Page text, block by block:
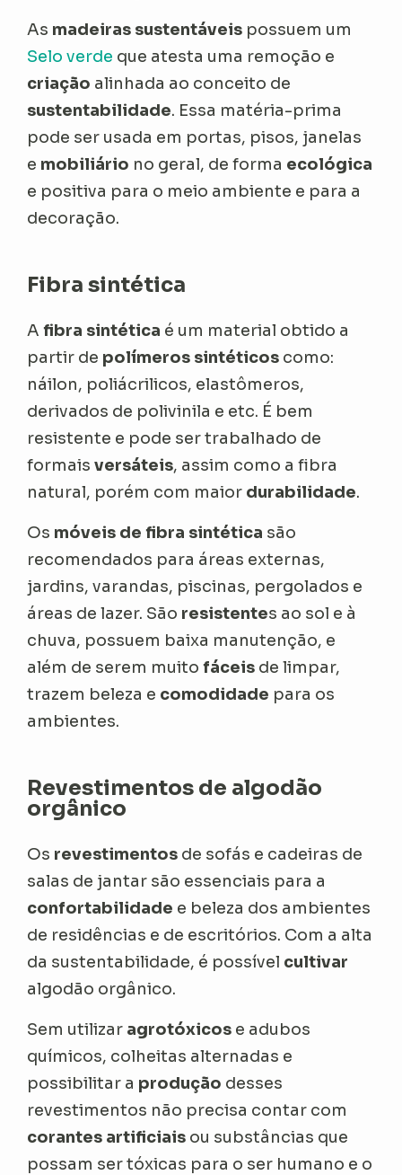
As madeiras sustentáveis possuem um
Selo verde que atesta uma remoção e
criação alinhada ao conceito de
sustentabilidade. Essa matéria-prima
pode ser usada em portas, pisos, janelas
e mobiliário no geral, de forma ecológica
e positiva para o meio ambiente e para a
decoração.
Fibra sintética
A fibra sintética é um material obtido a
partir de polímeros sintéticos como:
náilon, poliácrilicos, elastômeros,
derivados de polivinila e etc. É bem
resistente e pode ser trabalhado de
formais versáteis, assim como a fibra
natural, porém com maior durabilidade.
Os móveis de fibra sintética são
recomendados para áreas externas,
jardins, varandas, piscinas, pergolados e
áreas de lazer. São resistentes ao sol e à
chuva, possuem baixa manutenção, e
além de serem muitofáceis de limpar,
trazem beleza e comodidade para os
ambientes.
Revestimentos de algodão
orgânico
Os revestimentos de sofás e cadeiras de
salas de jantar são essenciais para a
confortabilidade e beleza dos ambientes
de residências e de escritórios. Com a alta
da sustentabilidade, é possível cultivar
algodão orgânico.
Sem utilizar agrotóxicos e adubos
químicos, colheitas alternadas e
possibilitar a produção desses
revestimentos não precisa contar com
corantes artificiais ou substâncias que
possam ser tóxicas para o ser humano e o